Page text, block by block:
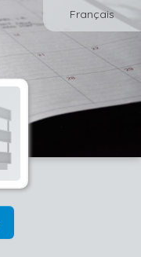
Français